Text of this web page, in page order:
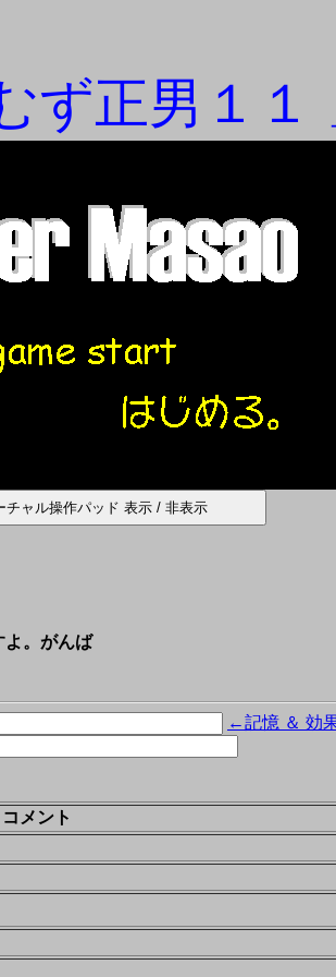
ず正男１１
よ。がんば
←記憶 ＆ 効
コメント